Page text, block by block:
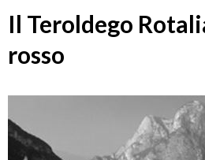
Il Teroldego
rosso